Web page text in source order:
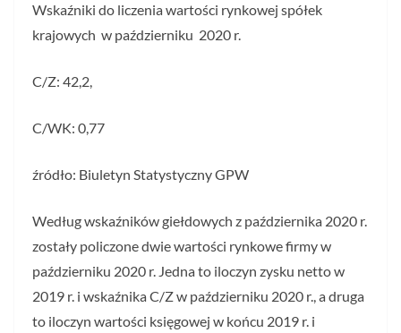
Wskaźniki do liczenia wartości rynkowej spółek
krajowych w październiku 2020 r.
C/Z: 42,2,
C/WK: 0,77
źródło: Biuletyn Statystyczny GPW
Według wskaźników giełdowych z października 2020 r.
zostały policzone dwie wartości rynkowe firmy w
październiku 2020 r. Jedna to iloczyn zysku netto w
2019 r. i wskaźnika C/Z w październiku 2020 r., a druga
to iloczyn wartości księgowej w końcu 2019 r. i